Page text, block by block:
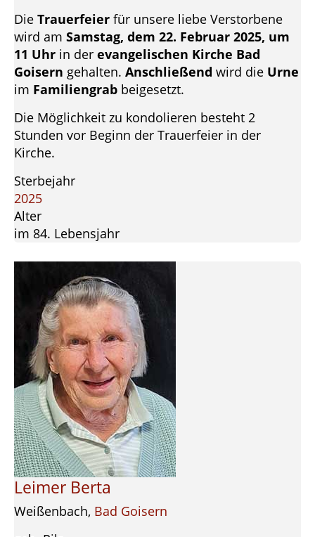
Die Trauerfeier für unsere liebe Verstorbene
wird am Samstag, dem 22. Februar 2025, um
11 Uhr in der evangelischen Kirche Bad
Goisern gehalten. Anschließend wird die Urne
im Familiengrab beigesetzt.
Die Möglichkeit zu kondolieren besteht 2
Stunden vor Beginn der Trauerfeier in der
Kirche.
Sterbejahr
2025
Alter
im 84. Lebensjahr
Leimer Berta
Weißenbach, Bad Goisern